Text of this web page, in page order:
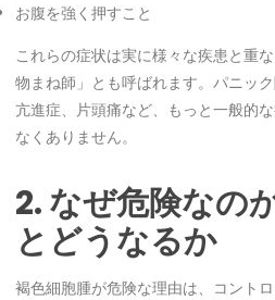
お腹を強く押すこと
これらの症状は実に様々な疾患と重
物まね師」とも呼ばれます。パニッ
亢進症、片頭痛など、もっと一般的
なくありません。
2. なぜ危険なの
とどうなるか
褐色細胞腫が危険な理由は、コント